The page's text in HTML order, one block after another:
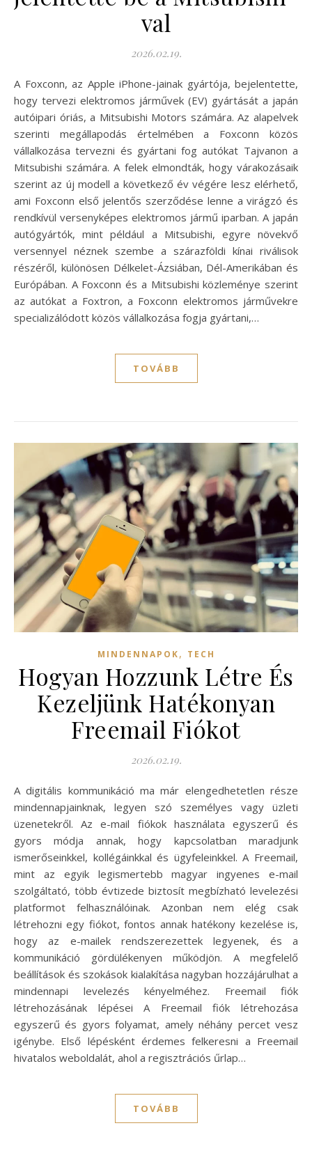
val
2026.02.19.
A Foxconn, az Apple iPhone-jainak gyártója, bejelentette,
hogy tervezi elektromos járművek (EV) gyártását a japán
autóipari óriás, a Mitsubishi Motors számára. Az alapelvek
szerinti megállapodás értelmében a Foxconn közös
vállalkozása tervezni és gyártani fog autókat Tajvanon a
Mitsubishi számára. A felek elmondták, hogy várakozásaik
szerint az új modell a következő év végére lesz elérhető,
ami Foxconn első jelentős szerződése lenne a virágzó és
rendkívül versenyképes elektromos jármű iparban. A japán
autógyártók, mint például a Mitsubishi, egyre növekvő
versennyel néznek szembe a szárazföldi kínai riválisok
részéről, különösen Délkelet-Ázsiában, Dél-Amerikában és
Európában. A Foxconn és a Mitsubishi közleménye szerint
az autókat a Foxtron, a Foxconn elektromos járművekre
specializálódott közös vállalkozása fogja gyártani,…
TOVÁBB
MINDENNAPOK, TECH
Hogyan Hozzunk Létre És
Kezeljünk Hatékonyan
Freemail Fiókot
2026.02.19.
A digitális kommunikáció ma már elengedhetetlen része
mindennapjainknak, legyen szó személyes vagy üzleti
üzenetekről. Az e-mail fiókok használata egyszerű és
gyors módja annak, hogy kapcsolatban maradjunk
ismerőseinkkel, kollégáinkkal és ügyfeleinkkel. A Freemail,
mint az egyik legismertebb magyar ingyenes e-mail
szolgáltató, több évtizede biztosít megbízható levelezési
platformot felhasználóinak. Azonban nem elég csak
létrehozni egy fiókot, fontos annak hatékony kezelése is,
hogy az e-mailek rendszerezettek legyenek, és a
kommunikáció gördülékenyen működjön. A megfelelő
beállítások és szokások kialakítása nagyban hozzájárulhat a
mindennapi levelezés kényelméhez. Freemail fiók
létrehozásának lépései A Freemail fiók létrehozása
egyszerű és gyors folyamat, amely néhány percet vesz
igénybe. Első lépésként érdemes felkeresni a Freemail
hivatalos weboldalát, ahol a regisztrációs űrlap…
TOVÁBB